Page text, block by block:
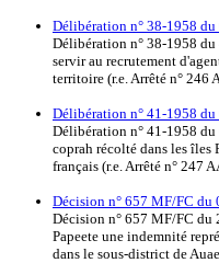
Délibération n° 38-1958
Délibération n° 38-1958
servir au recrutement
territoire (r.e. Arrêté n° 246
Délibération n° 41-1958
Délibération n° 41-1958
coprah récolté dans les îles
français (r.e. Arrêté n° 247
Décision n° 657 MF/FC du
Décision n° 657 MF/FC
Papeete une indemnité
dans le sous-district de